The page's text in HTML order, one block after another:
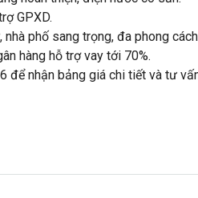
GPXD.
phố sang trọng, đa phong
hàng hỗ trợ vay tới 70%.
để nhận bảng giá chi tiết và tư